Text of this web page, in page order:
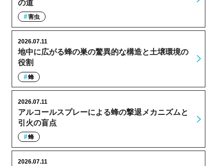
の道
害虫
地中に広がる蜂の巣の驚異的な構造と土壌環境の
役割
2026.07.11
蜂
アルコールスプレーによる蜂の撃退メカニズムと
引火の盲点
2026.07.11
蜂
2026.07.11